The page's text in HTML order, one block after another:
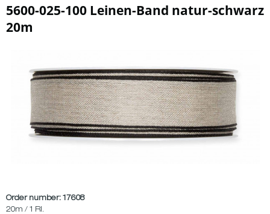
5600-025-100 Leinen-Band natur-schwarz
20m
Order number: 17608
20m / 1 Rl.